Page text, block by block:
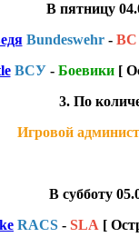
В пятницу
Bundeswehr-
ВСУ- Боевики[
3. По
Игровой
В субботу
RACS - SLA [